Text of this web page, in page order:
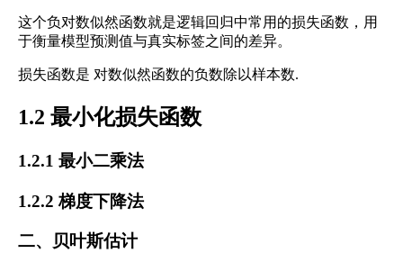
这个负对数似然函数就是逻辑回归中常用的损失函数，用
于衡量模型预测值与真实标签之间的差异。
损失函数是 对数似然函数的负数除以样本数.
1.2 最小化损失函数
1.2.1 最小二乘法
1.2.2 梯度下降法
二、贝叶斯估计